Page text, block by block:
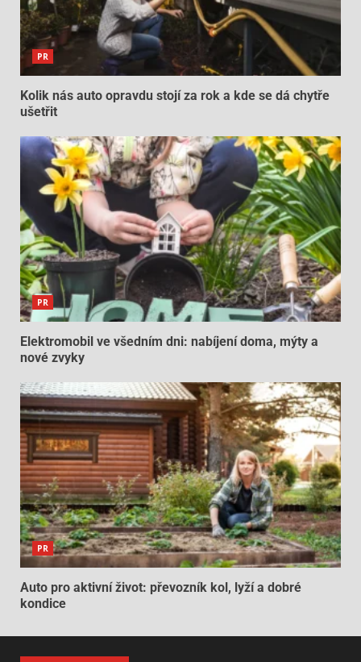
PR
Kolik nás auto opravdu stojí za rok a kde se dá chytře
ušetřit
PR
Elektromobil ve všedním dni: nabíjení doma, mýty a
nové zvyky
PR
Auto pro aktivní život: převozník kol, lyží a dobré
kondice